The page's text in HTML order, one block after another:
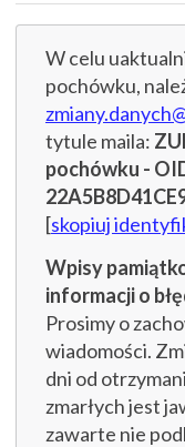
W celu
pochówku,
tytule maila:
pochówku -
[skopiuj
Wpisy
informacji o
Prosimy o
wiadomości.
dni od
zmarłych jest
zawarte nie